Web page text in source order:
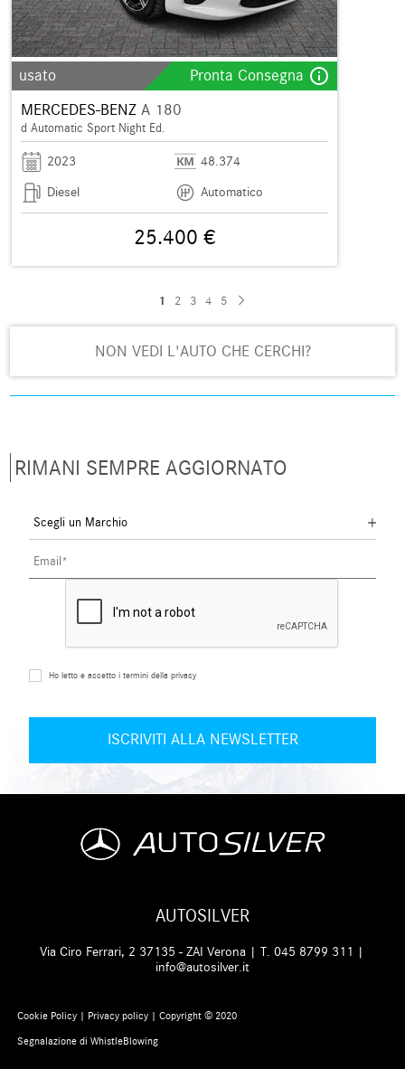
usato Pronta Consegna info_outline
MERCEDES-BENZ A 180
d Automatic Sport Night Ed.
2023
48.374
Diesel
Automatico
25.400 €
1 2 3 4 5
NON VEDI L'AUTO CHE CERCHI?
RIMANI SEMPRE AGGIORNATO
Ho letto e accetto i termini della privacy
AUTOSILVER
Via Ciro Ferrari, 2 37135 - ZAI Verona | T.045 8799 311 |
info@autosilver.it
Cookie Policy | Privacy policy| Copyright © 2020
Segnalazione di WhistleBlowing